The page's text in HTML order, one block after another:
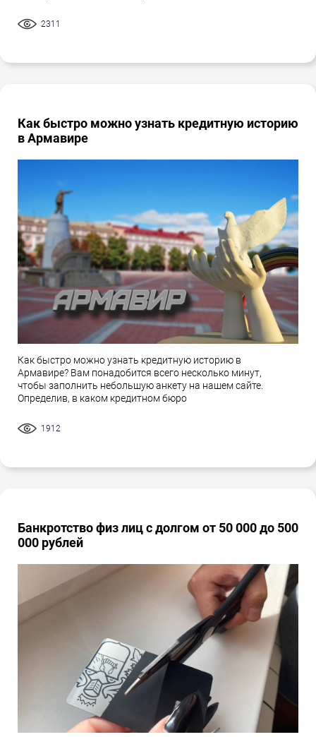
2311
Как быстро можно узнать кредитную историю
в Армавире
Как быстро можно узнать кредитную историю в
Армавире? Вам понадобится всего несколько минут,
чтобы заполнить небольшую анкету на нашем сайте.
Определив, в каком кредитном бюро
1912
Банкротство физ лиц с долгом от 50 000 до 500
000 рублей